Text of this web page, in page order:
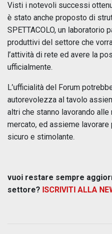
Visti i notevoli successi
è stato anche proposto di
SPETTACOLO, un
produttivi del settore che
l’attività di rete ed avere la
ufficialmente.
L’ufficialità del Forum
autorevolezza al tavolo
altri che stanno lavorando
mercato, ed assieme
sicuro e stimolante.
vuoi restare sempre
settore? ISCRIVITI ALLA